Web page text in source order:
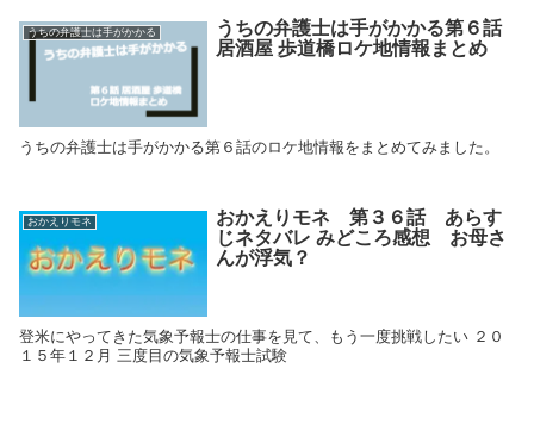
うちの弁護士は手がかかる
うちの弁護士は手がかかる第６話
居酒屋 歩道橋ロケ地情報まとめ
うちの弁護士は手がかかる第６話のロケ地情報をまとめてみました。
おかえりモネ
おかえりモネ 第３６話 あらす
じネタバレ みどころ感想 お母さ
んが浮気？
登米にやってきた気象予報士の仕事を見て、もう一度挑戦したい ２０
１５年１２月 三度目の気象予報士試験